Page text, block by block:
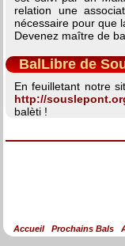
relation une
nécessaire pour que
Devenez maître de
BalLibre de
En feuilletant notre
http://
balèti !
Accueil Prochains Bals